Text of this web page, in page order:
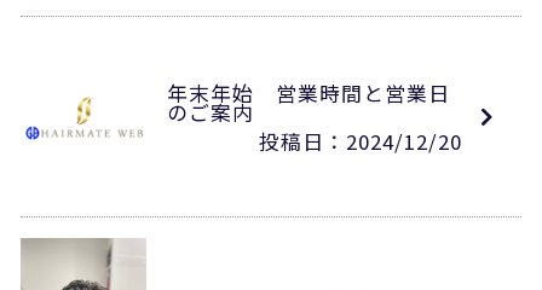
年末年始 営業時間と営業日
のご案内
投稿日：2024/12/20